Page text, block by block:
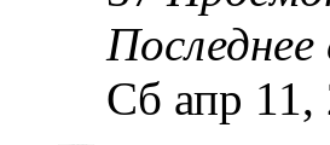
Сб апр 11,